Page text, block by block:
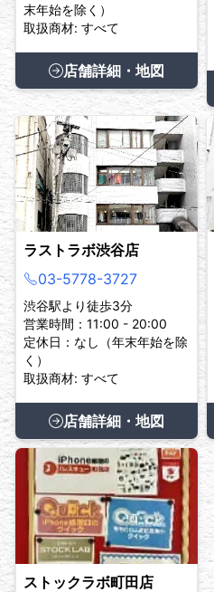
末年始を除く）
取扱商材: すべて
店舗詳細・地図
ラストラボ渋谷店
03-5778-3727
渋谷駅より徒歩3分
営業時間：11:00 - 20:00
定休日：なし（年末年始を除
く）
取扱商材: すべて
店舗詳細・地図
ストックラボ町田店